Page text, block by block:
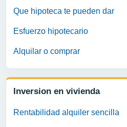
Que hipoteca te pueden dar
Esfuerzo hipotecario
Alquilar o comprar
Inversion en vivienda
Rentabilidad alquiler sencilla